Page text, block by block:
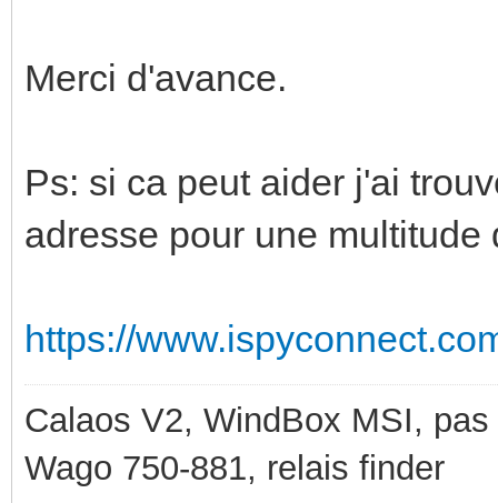
Merci d'avance.
Ps: si ca peut aider j'ai
adresse pour une multitude
https://
Calaos V2, WindBox MSI,
Wago 750-881, relais finder